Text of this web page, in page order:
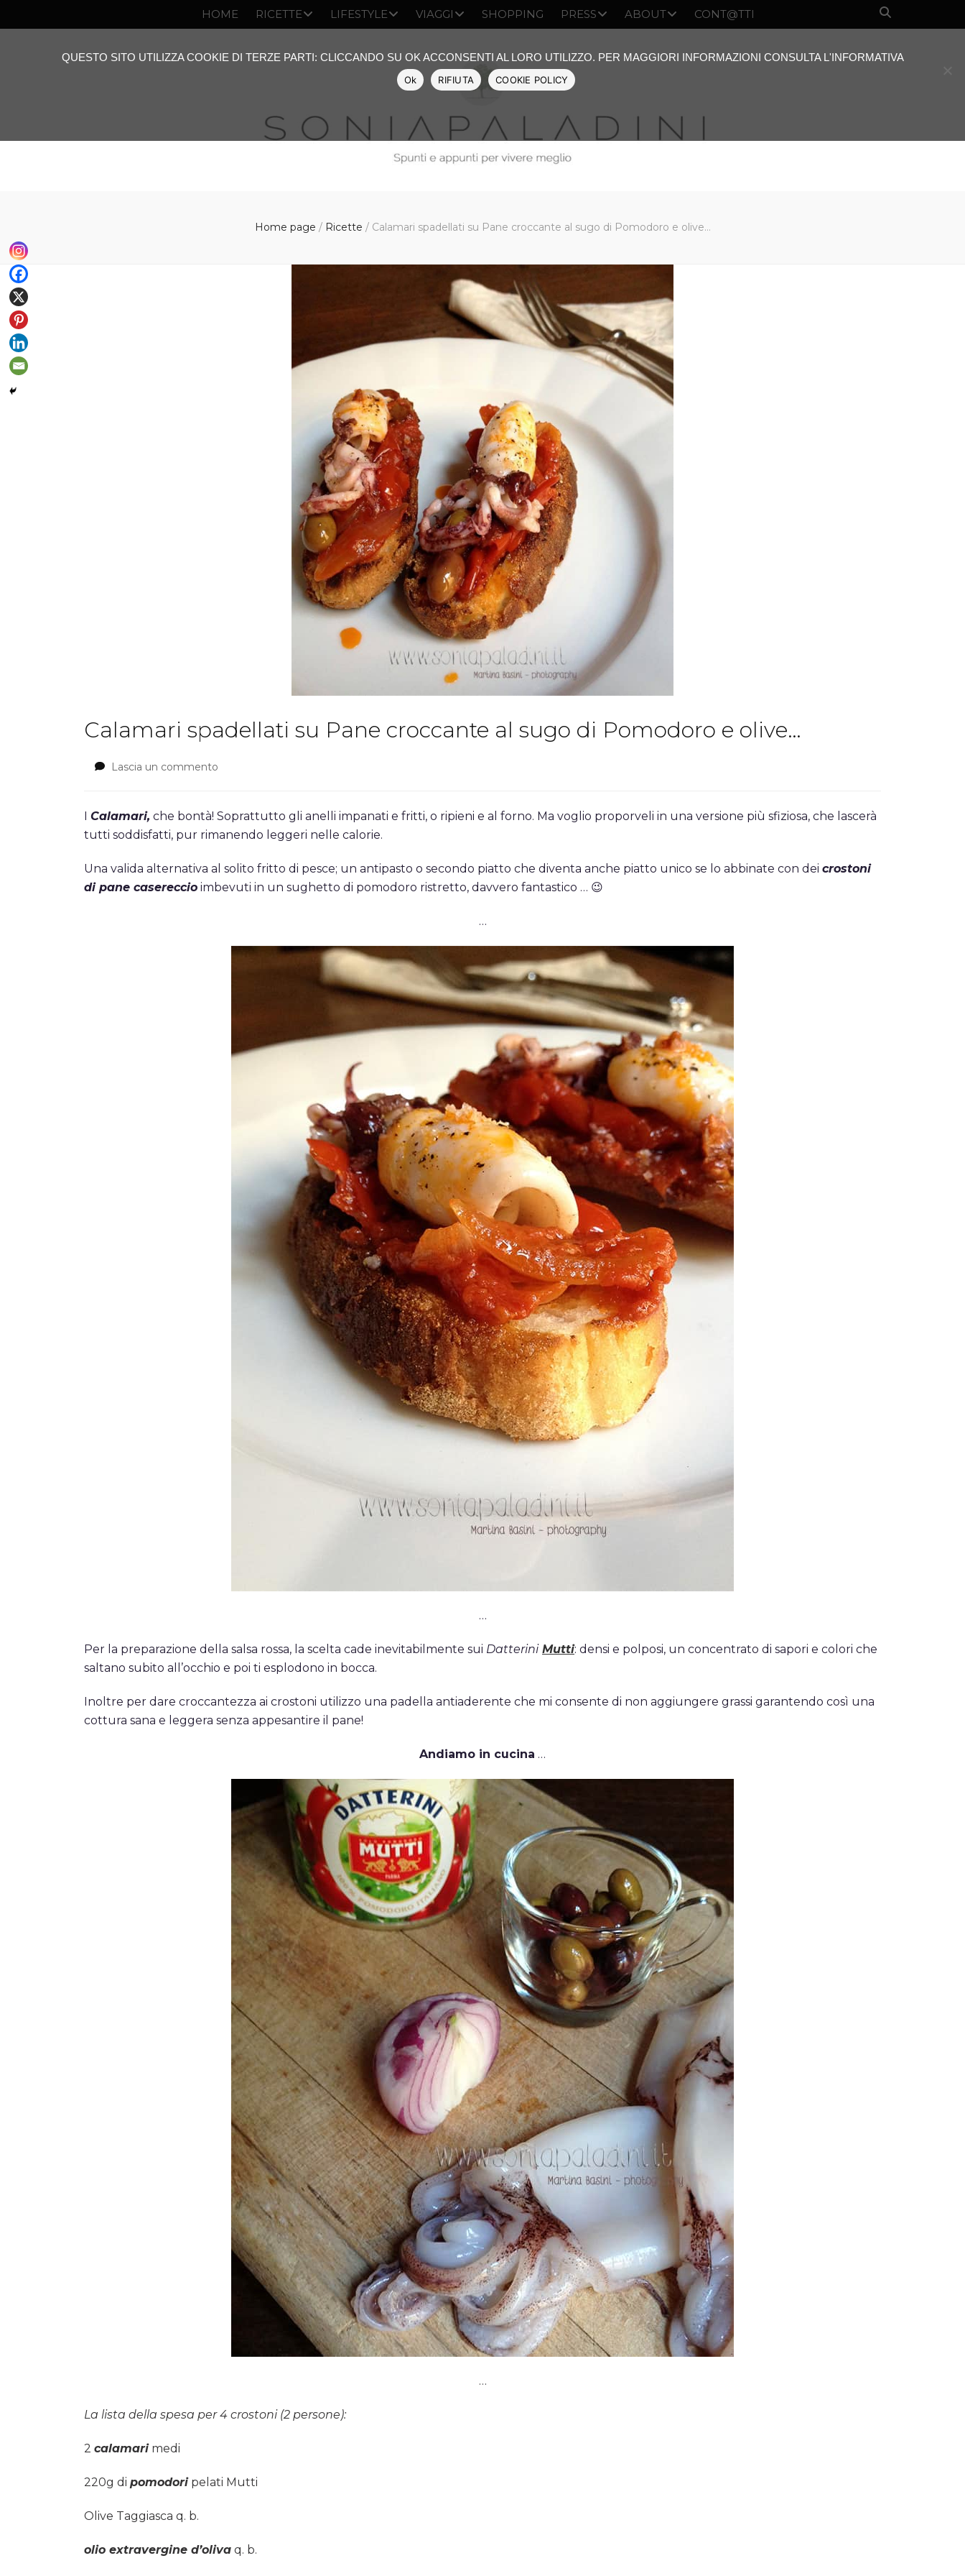
HOME RICETTE LIFESTYLE VIAGGI SHOPPING PRESS ABOUT CONT@TTI
Home page / Ricette / Calamari spadellati su Pane croccante al sugo di Pomodoro e olive…
Calamari spadellati su Pane croccante al sugo di Pomodoro e olive…
Lascia un commento
su
croccante
sugo
di
I Calamari, che bontà! Soprattutto gli anelli impanati e fritti, o ripieni e al forno. Ma voglio proporveli in una versione più sfiziosa, che lascerà
tutti soddisfatti, pur rimanendo leggeri nelle calorie.
Una valida alternativa al solito fritto di pesce; un antipasto o secondo piatto che diventa anche piatto unico se lo abbinate con dei crostoni
di pane casereccio imbevuti in un sughetto di pomodoro ristretto, davvero fantastico … 😉
…
…
Per la preparazione della salsa rossa, la scelta cade inevitabilmente sui Datterini Mutti: densi e polposi, un concentrato di sapori e colori che
saltano subito all’occhio e poi ti esplodono in bocca.
Inoltre per dare croccantezza ai crostoni utilizzo una padella antiaderente che mi consente di non aggiungere grassi garantendo così una
cottura sana e leggera senza appesantire il pane!
Andiamo in cucina …
…
La lista della spesa per 4 crostoni (2 persone):
2 calamarimedi
220g di pomodoripelati Mutti
Olive Taggiasca q. b.
olio extravergine d’oliva q. b.
QUESTO SITO UTILIZZA COOKIE DI TERZE PARTI: CLICCANDO SU OK ACCONSENTI AL LORO UTILIZZO. PER MAGGIORI INFORMAZIONI CONSULTA L'INFORMATIVA
Ok RIFIUTA COOKIE POLICY